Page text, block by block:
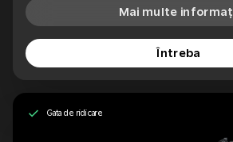
Mai multe
Întreba
Gata de ridicare